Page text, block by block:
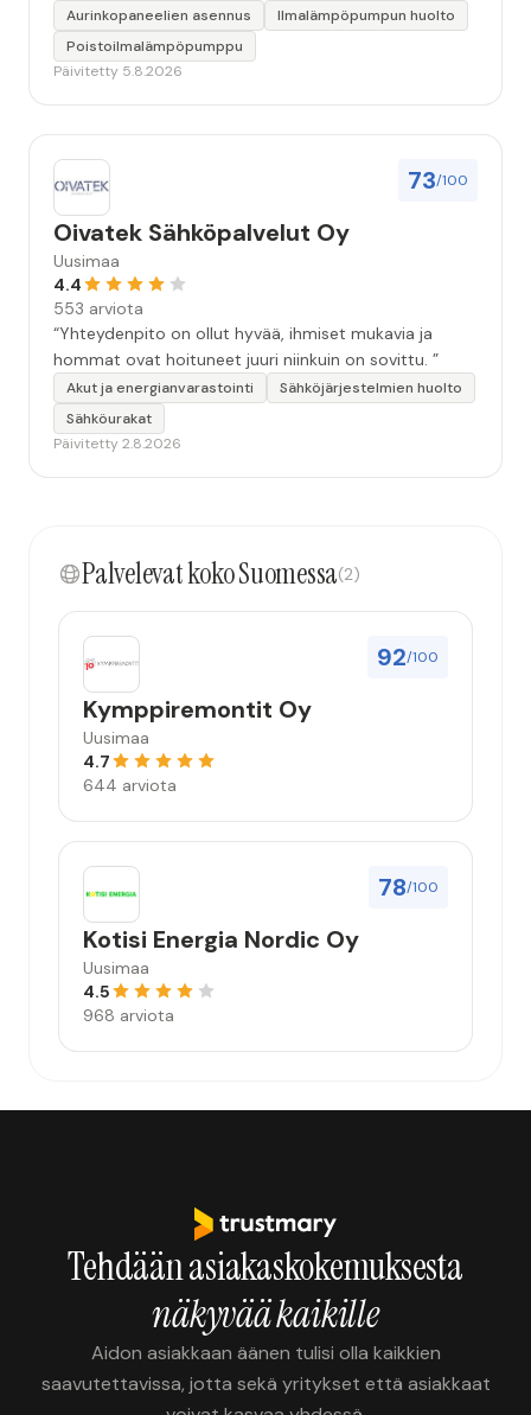
Aurinkopaneelien asennus
Ilmalämpöpumpun huolto
Poistoilmalämpöpumppu
Päivitetty 5.8.2026
73/100
Oivatek Sähköpalvelut Oy
Uusimaa
4.4
553 arviota
“Yhteydenpito on ollut hyvää, ihmiset mukavia ja
hommat ovat hoituneet juuri niinkuin on sovittu. ”
Akut ja energianvarastointi
Sähköjärjestelmien huolto
Sähköurakat
Päivitetty 2.8.2026
Palvelevat koko Suomessa(2)
92/100
Kymppiremontit Oy
Uusimaa
4.7
644 arviota
78/100
Kotisi Energia Nordic Oy
Uusimaa
4.5
968 arviota
Tehdään asiakaskokemuksesta
näkyvää kaikille
Aidon asiakkaan äänen tulisi olla kaikkien
saavutettavissa, jotta sekä yritykset että asiakkaat